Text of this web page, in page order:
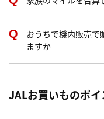
おうちで機内販売で
ますか
JALお買いものポイ